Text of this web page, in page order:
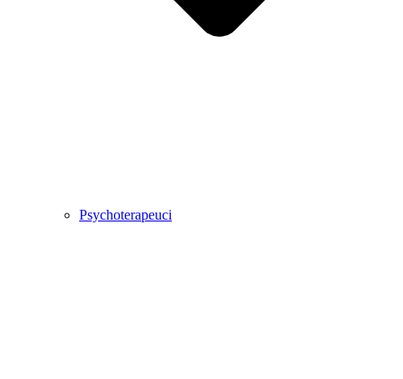
Psychoterapeuci